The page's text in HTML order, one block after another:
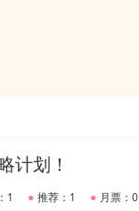
计划！
1 ● 推荐：1 ● 月票：0